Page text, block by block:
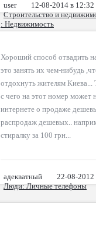
user
12-08-2014 в 12:32
Строительство и
: Недвижимость
Хороший способ отвадить
это занять их чем-нибудь
отдохнуть жителям Киева...
с чего на этот номер может
интернете о продаже
распродаж дешевых..
стиралку за 100 грн...
адекватный
22-08-2012
Люди: Личные телефоны